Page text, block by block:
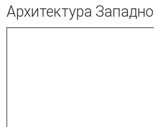
Архитектура